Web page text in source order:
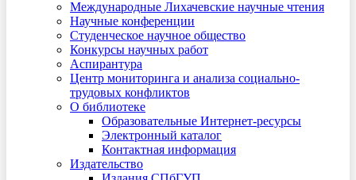
Международные Лихачевские научные чтения
Научные конференции
Студенческое научное общество
Конкурсы научных работ
Аспирантура
Центр мониторинга и анализа социально-
трудовых конфликтов
О библиотеке
Образовательные Интернет-ресурсы
Электронный каталог
Контактная информация
Издательство